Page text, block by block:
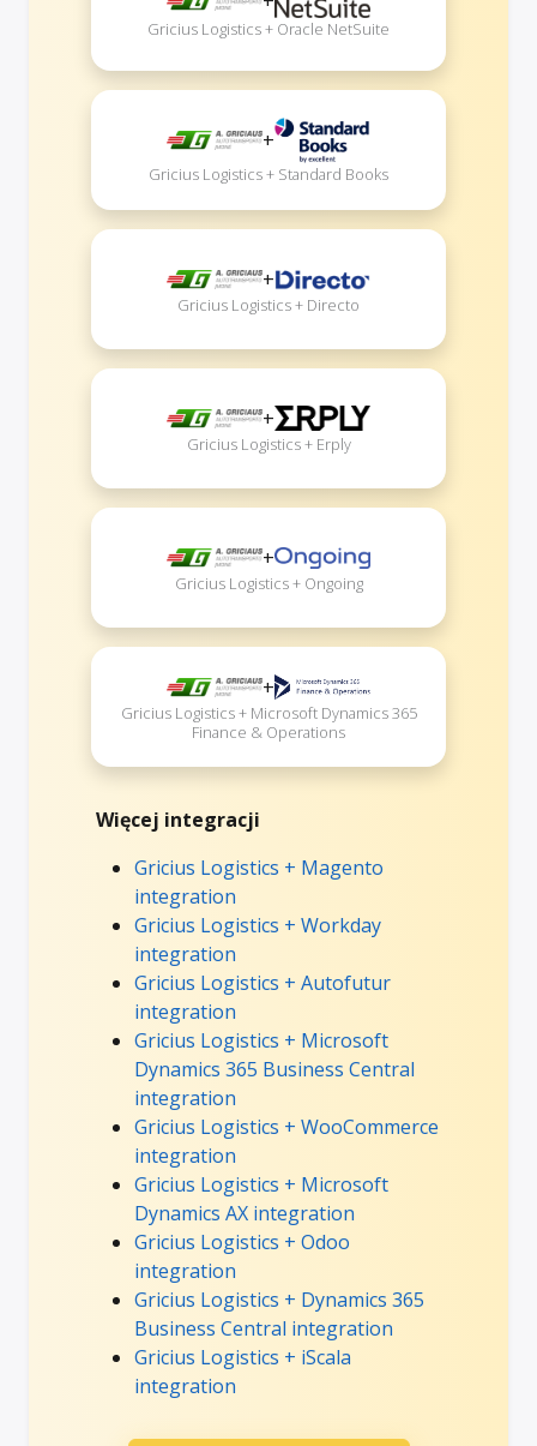
Gricius Logistics + Oracle NetSuite
+
Gricius Logistics + Standard Books
+
Gricius Logistics + Directo
+
Gricius Logistics + Erply
+
Gricius Logistics + Ongoing
+
Gricius Logistics + Microsoft Dynamics 365
Finance & Operations
Więcej integracji
Gricius Logistics + Magento
integration
Gricius Logistics + Workday
integration
Gricius Logistics + Autofutur
integration
Gricius Logistics + Microsoft
Dynamics 365 Business Central
integration
Gricius Logistics + WooCommerce
integration
Gricius Logistics + Microsoft
Dynamics AX integration
Gricius Logistics + Odoo
integration
Gricius Logistics + Dynamics 365
Business Central integration
Gricius Logistics + iScala
integration